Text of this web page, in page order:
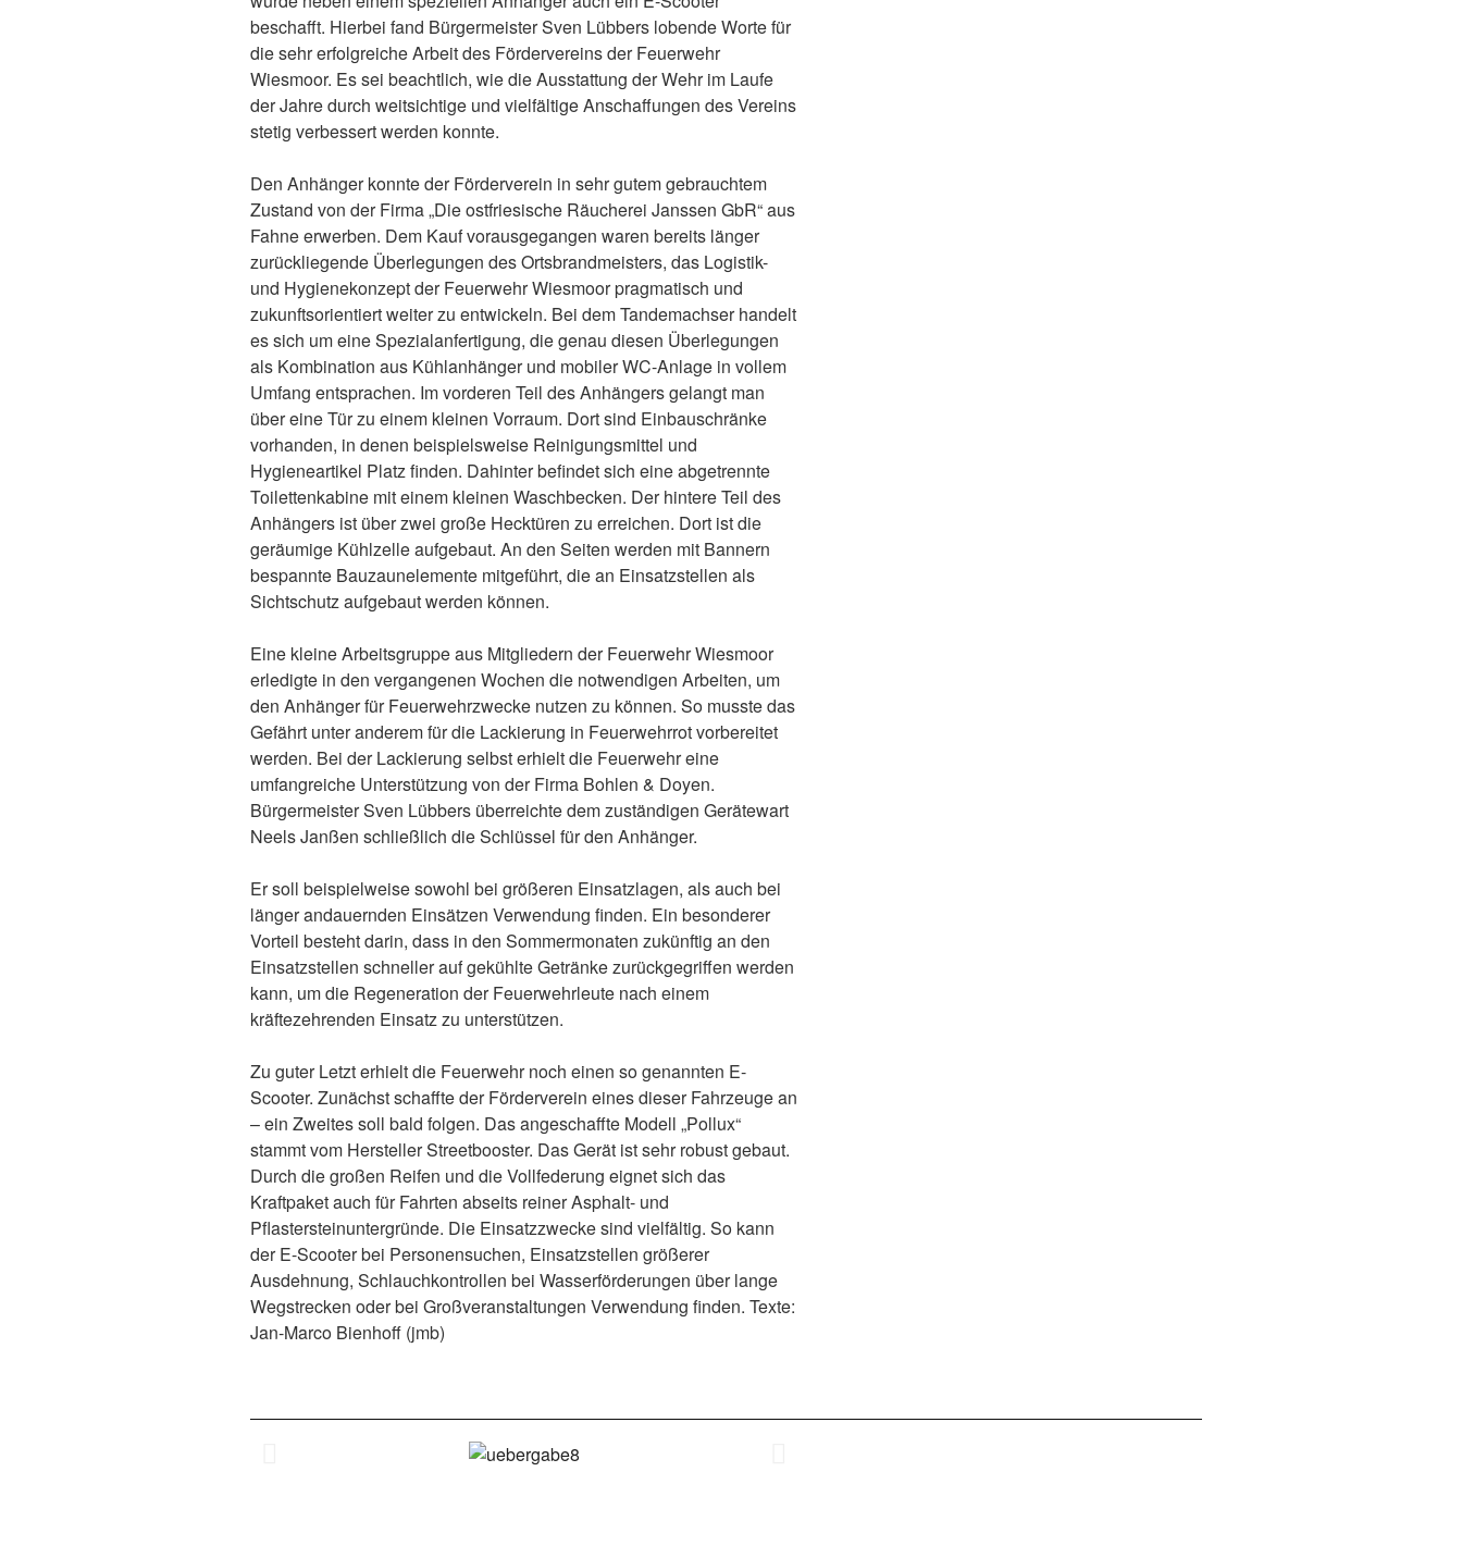
beschafft. Hierbei fand Bürgermeister Sven Lübbers lobende Worte für
die sehr erfolgreiche Arbeit des Fördervereins der Feuerwehr
Wiesmoor. Es sei beachtlich, wie die Ausstattung der Wehr im Laufe
der Jahre durch weitsichtige und vielfältige Anschaffungen des Vereins
stetig verbessert werden konnte.
Den Anhänger konnte der Förderverein in sehr gutem gebrauchtem
Zustand von der Firma „Die ostfriesische Räucherei Janssen GbR“ aus
Fahne erwerben. Dem Kauf vorausgegangen waren bereits länger
zurückliegende Überlegungen des Ortsbrandmeisters, das Logistik-
und Hygienekonzept der Feuerwehr Wiesmoor pragmatisch und
zukunftsorientiert weiter zu entwickeln. Bei dem Tandemachser handelt
es sich um eine Spezialanfertigung, die genau diesen Überlegungen
als Kombination aus Kühlanhänger und mobiler WC-Anlage in vollem
Umfang entsprachen. Im vorderen Teil des Anhängers gelangt man
über eine Tür zu einem kleinen Vorraum. Dort sind Einbauschränke
vorhanden, in denen beispielsweise Reinigungsmittel und
Hygieneartikel Platz finden. Dahinter befindet sich eine abgetrennte
Toilettenkabine mit einem kleinen Waschbecken. Der hintere Teil des
Anhängers ist über zwei große Hecktüren zu erreichen. Dort ist die
geräumige Kühlzelle aufgebaut. An den Seiten werden mit Bannern
bespannte Bauzaunelemente mitgeführt, die an Einsatzstellen als
Sichtschutz aufgebaut werden können.
Eine kleine Arbeitsgruppe aus Mitgliedern der Feuerwehr Wiesmoor
erledigte in den vergangenen Wochen die notwendigen Arbeiten, um
den Anhänger für Feuerwehrzwecke nutzen zu können. So musste das
Gefährt unter anderem für die Lackierung in Feuerwehrrot vorbereitet
werden. Bei der Lackierung selbst erhielt die Feuerwehr eine
umfangreiche Unterstützung von der Firma Bohlen & Doyen.
Bürgermeister Sven Lübbers überreichte dem zuständigen Gerätewart
Neels Janßen schließlich die Schlüssel für den Anhänger.
Er soll beispielweise sowohl bei größeren Einsatzlagen, als auch bei
länger andauernden Einsätzen Verwendung finden. Ein besonderer
Vorteil besteht darin, dass in den Sommermonaten zukünftig an den
Einsatzstellen schneller auf gekühlte Getränke zurückgegriffen werden
kann, um die Regeneration der Feuerwehrleute nach einem
kräftezehrenden Einsatz zu unterstützen.
Zu guter Letzt erhielt die Feuerwehr noch einen so genannten E-
Scooter. Zunächst schaffte der Förderverein eines dieser Fahrzeuge an
– ein Zweites soll bald folgen. Das angeschaffte Modell „Pollux“
stammt vom Hersteller Streetbooster. Das Gerät ist sehr robust gebaut.
Durch die großen Reifen und die Vollfederung eignet sich das
Kraftpaket auch für Fahrten abseits reiner Asphalt- und
Pflastersteinuntergründe. Die Einsatzzwecke sind vielfältig. So kann
der E-Scooter bei Personensuchen, Einsatzstellen größerer
Ausdehnung, Schlauchkontrollen bei Wasserförderungen über lange
Wegstrecken oder bei Großveranstaltungen Verwendung finden. Texte:
Jan-Marco Bienhoff (jmb)